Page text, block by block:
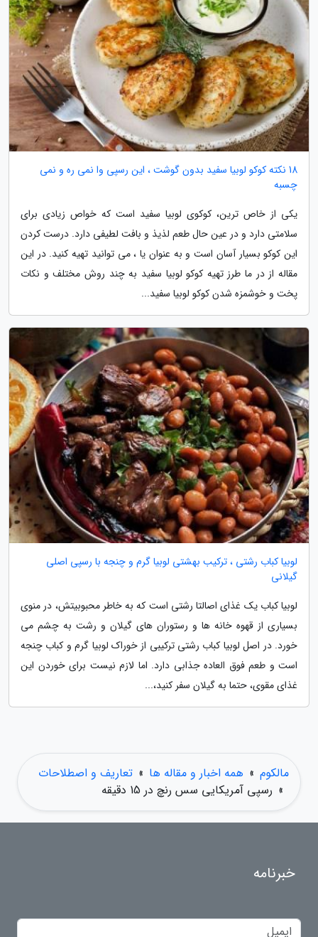
18 نکته کوکو لوبیا سفید بدون گوشت ، این رسپی وا نمی ره و نمی
چسبه
یکی از خاص ترین، کوکوی لوبیا سفید است که خواص زیادی برای
سلامتی دارد و در عین حال طعم لذیذ و بافت لطیفی دارد. درست کردن
این کوکو بسیار آسان است و به عنوان یا ، می توانید تهیه کنید. در این
مقاله از در ما طرز تهیه کوکو لوبیا سفید به چند روش مختلف و نکات
پخت و خوشمزه شدن کوکو لوبیا سفید...
لوبیا کباب رشتی ، ترکیب بهشتی لوبیا گرم و چنجه با رسپی اصلی
گیلانی
لوبیا کباب یک غذای اصالتا رشتی است که به خاطر محبوبیتش، در منوی
بسیاری از قهوه خانه ها و رستوران های گیلان و رشت به چشم می
خورد. در اصل لوبیا کباب رشتی ترکیبی از خوراک لوبیا گرم و کباب چنجه
است و طعم فوق العاده جذابی دارد. اما لازم نیست برای خوردن این
غذای مقوی، حتما به گیلان سفر کنید،...
مالکوم » همه اخبار و مقاله ها » تعاریف و اصطلاحات
» رسپی آمریکایی سس رنچ در 15 دقیقه
خبرنامه